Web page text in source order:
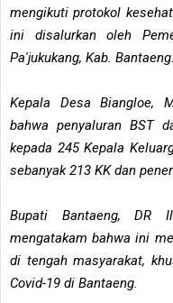
mengikuti protokol
ini disalurkan oleh
Pa'jukukang, Kab. Bantaeng.
Kepala Desa Biangloe,
bahwa penyaluran BST
kepada 245 Kepala
sebanyak 213 KK dan
Bupati Bantaeng, DR
mengatakam bahwa ini
di tengah masyarakat,
Covid-19 di Bantaeng.